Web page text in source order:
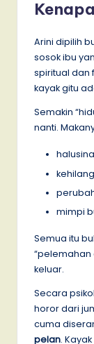
Arini dipilih
sosok ibu
spiritual dan
kayak gitu
Semakin
nanti.
mimpi
Semua itu
keluar.
Secara
horor dari
cuma
pelan.